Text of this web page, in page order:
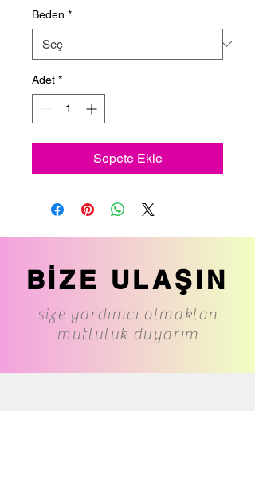
Beden *
Adet *
Sepete Ekle
BİZE ULAŞIN
size yardımcı olmaktan
mutluluk duyarım